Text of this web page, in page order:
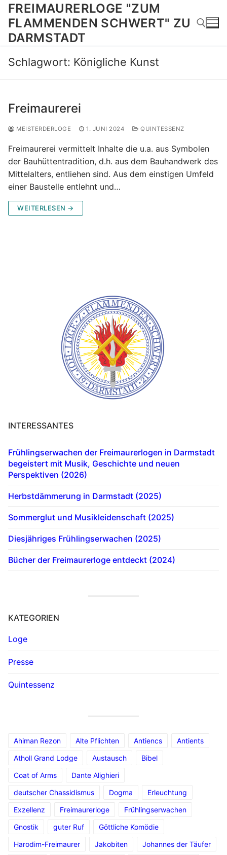
Zum
Inhalt
springen
FREIMAURERLOGE "ZUM
FLAMMENDEN SCHWERT" ZU
DARMSTADT
Suchen nach:
Schlagwort: Königliche Kunst
Freimaurerei
MEISTERDERLOGE 1. JUNI 2024 QUINTESSENZ
Freimaurerei vermittelt Inhalte die u.a. aus Symbolen
der Bauhüttentradition, d.h. aus dem Bauhandwerk des
Mittelalters, entliehen sind. Aus dem einstigen Umfeld
einer Baustelle entlehnt und…
WEITERLESEN →
INTERESSANTES
Frühlingserwachen der Freimaurerlogen in Darmstadt
begeistert mit Musik, Geschichte und neuen
Perspektiven (2026)
Herbstdämmerung in Darmstadt (2025)
Sommerglut und Musikleidenschaft (2025)
Diesjähriges Frühlingserwachen (2025)
Bücher der Freimaurerloge entdeckt (2024)
KATEGORIEN
Loge
Presse
Quintessenz
Ahiman Rezon Alte Pflichten Antiencs
Antients
Atholl Grand Lodge
Austausch
Bibel
Coat of Arms
Dante Alighieri
deutscher Chassidismus
Dogma
Erleuchtung
Exzellenz
Freimaurerloge
Frühlingserwachen
Gnostik
guter Ruf
Göttliche Komödie
Harodim-Freimaurer
Jakobiten
Johannes der Täufer